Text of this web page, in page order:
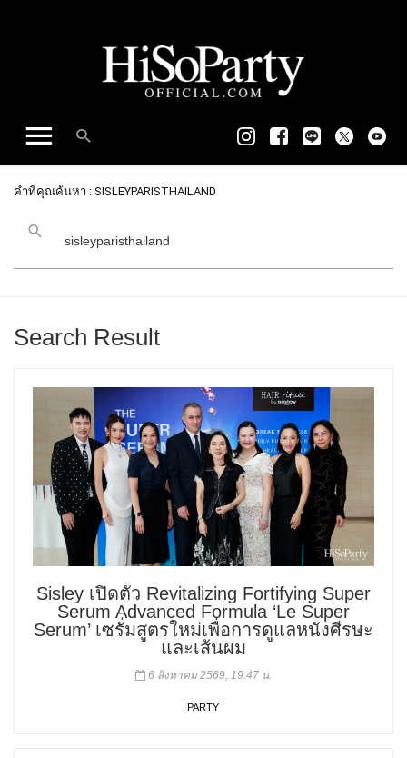
คำที่คุณค้นหา : SISLEYPARISTHAILAND
Search Result
Sisley เปิดตัว Revitalizing Fortifying Super
Serum Advanced Formula ‘Le Super
Serum’ เซรั่มสูตรใหม่เพื่อการดูแลหนังศีรษะ
และเส้นผม
6 สิงหาคม 2569, 19:47 น.
PARTY